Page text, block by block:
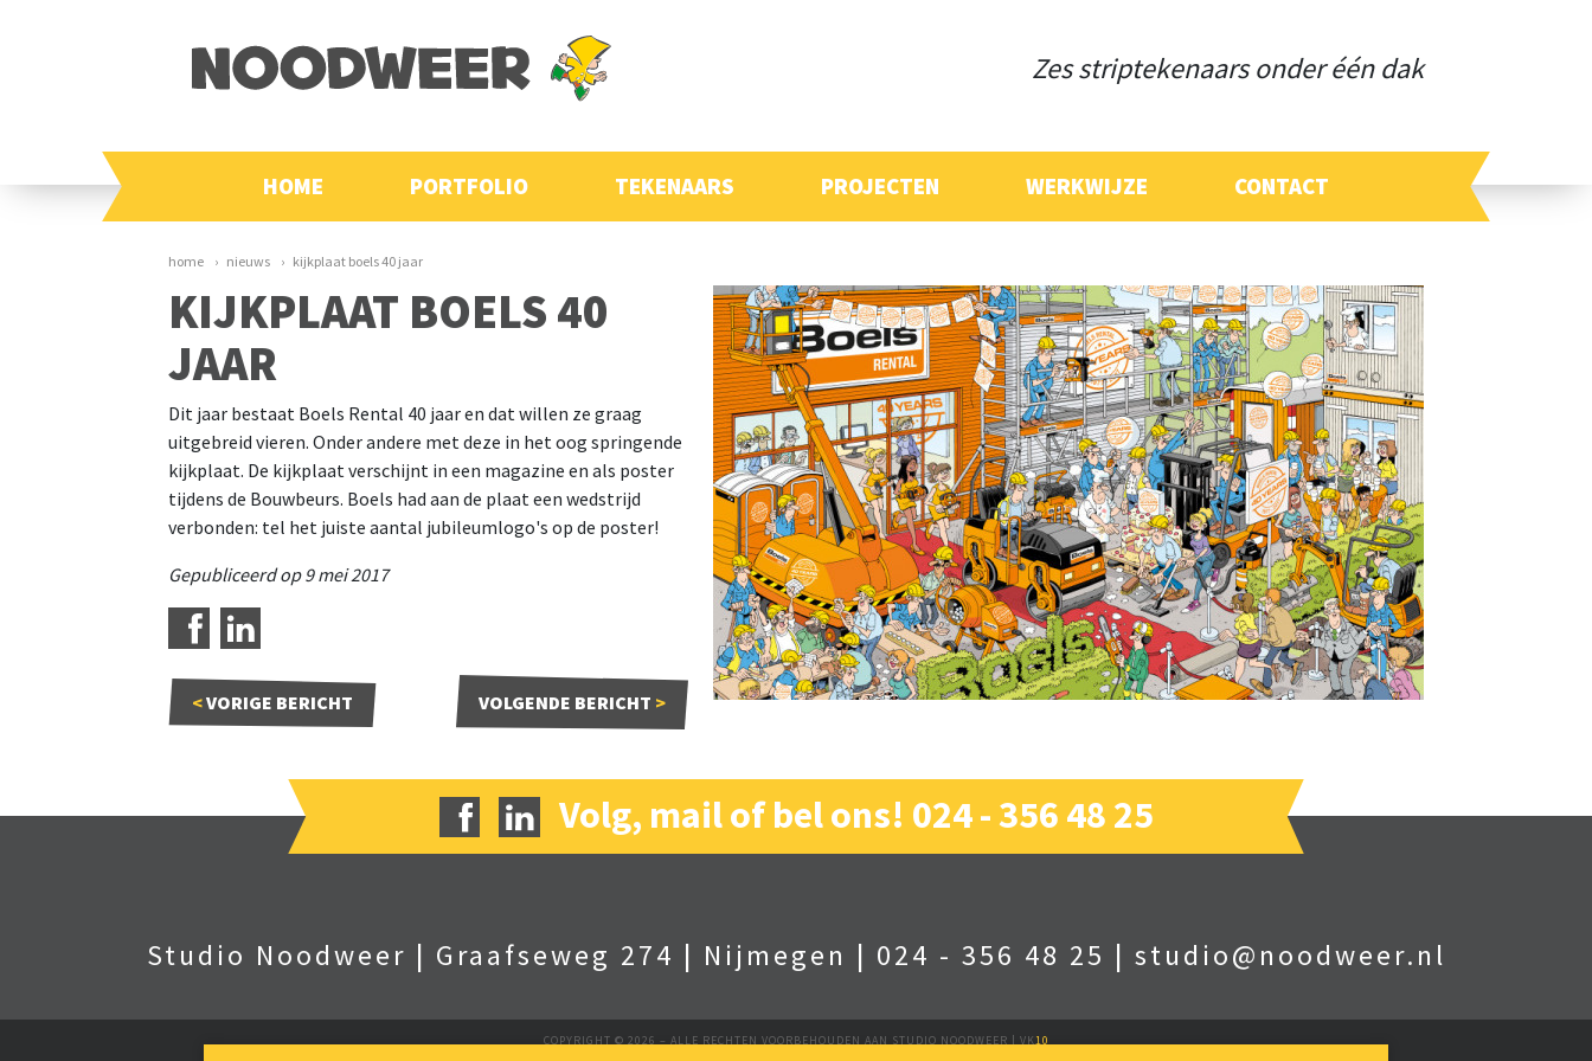
Zes striptekenaars onder één dak
HOME PORTFOLIO TEKENAARS PROJECTEN WERKWIJZE CONTACT
home nieuws kijkplaat boels 40 jaar
KIJKPLAAT BOELS 40
JAAR
Dit jaar bestaat Boels Rental 40 jaar en dat willen ze graag
uitgebreid vieren. Onder andere met deze in het oog springende
kijkplaat. De kijkplaat verschijnt in een magazine en als poster
tijdens de Bouwbeurs. Boels had aan de plaat een wedstrijd
verbonden: tel het juiste aantal jubileumlogo's op de poster!
Gepubliceerd op 9 mei 2017
<VORIGE BERICHT VOLGENDE BERICHT >
Volg, mailof bel ons! 024 - 356 48 25
Studio Noodweer | Graafseweg 274 | Nijmegen | 024 - 356 48 25 | studio@noodweer.nl
COPYRIGHT © 2026 – ALLE RECHTEN VOORBEHOUDEN AAN STUDIO NOODWEER | VK10